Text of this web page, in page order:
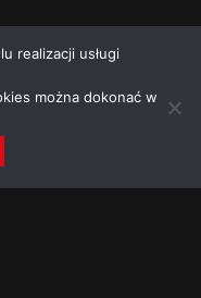
realizacji usługi
można dokonać w